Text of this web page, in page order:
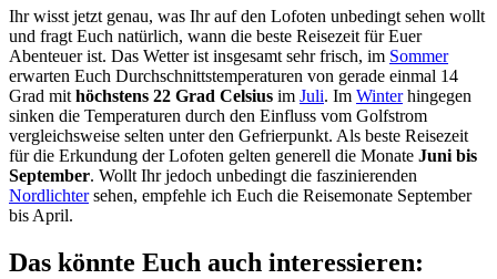
Ihr wisst jetzt genau, was Ihr auf den Lofoten unbedingt sehen wollt
und fragt Euch natürlich, wann die beste Reisezeit für Euer
Abenteuer ist. Das Wetter ist insgesamt sehr frisch, im Sommer
erwarten Euch Durchschnittstemperaturen von gerade einmal 14
Grad mit höchstens 22 Grad Celsius im Juli. Im Winterhingegen
sinken die Temperaturen durch den Einfluss vom Golfstrom
vergleichsweise selten unter den Gefrierpunkt. Als beste Reisezeit
für die Erkundung der Lofoten gelten generell die Monate Juni bis
September. Wollt Ihr jedoch unbedingt die faszinierenden
Nordlichtersehen, empfehle ich Euch die Reisemonate September
bis April.
Das könnte Euch auch interessieren: